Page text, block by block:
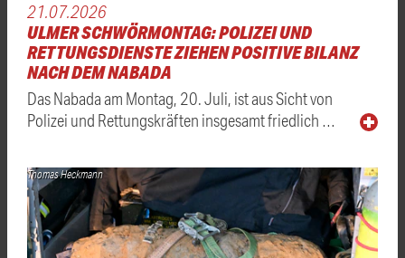
21.07.2026
ULMER SCHWÖRMONTAG: POLIZEI UND
RETTUNGSDIENSTE ZIEHEN POSITIVE BILANZ
NACH DEM NABADA
Das Nabada am Montag, 20. Juli, ist aus Sicht von
Polizei und Rettungskräften insgesamt friedlich …
Thomas Heckmann